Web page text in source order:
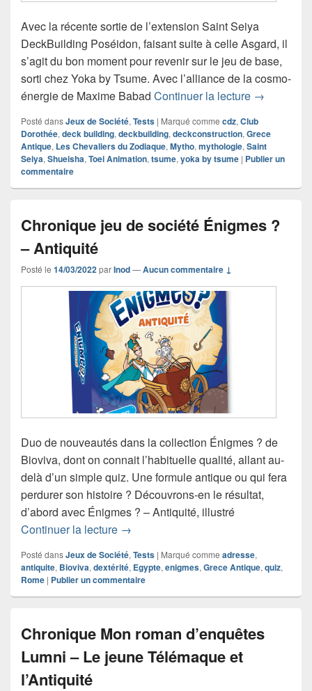
Avec la récente sortie de l’extension Saint Seiya
DeckBuilding Poséidon, faisant suite à celle Asgard, il
s’agit du bon moment pour revenir sur le jeu de base,
sorti chez Yoka by Tsume. Avec l’alliance de la cosmo-
énergie de Maxime Babad Continuer la lecture Chronique
→
Posté dansJeux de Société, Tests | Marqué comme cdz, Club
Dorothée, deck building, deckbuilding, deckconstruction, Grece
Antique, Les Chevaliers du Zodiaque, Mytho, mythologie, Saint
Seiya, Shueisha, Toei Animation, tsume, yoka by tsume | Publier un
commentaire
Chronique jeu de société Énigmes ?
– Antiquité
Posté le 14/03/2022parInod—Aucun commentaire ↓
Duo de nouveautés dans la collection Énigmes ? de
Bioviva, dont on connait l’habituelle qualité, allant au-
delà d’un simple quiz. Une formule antique ou qui fera
perdurer son histoire ? Découvrons-en le résultat,
d’abord avec Énigmes ? – Antiquité, illustré
Continuer la lecture Chronique jeu de société Énigmes ?
→
Posté dansJeux de Société, Tests | Marqué comme adresse,
antiquite, Bioviva, dextérité, Egypte, enigmes, Grece Antique, quiz,
Rome | Publier un commentaire
Chronique Mon roman d’enquêtes
Lumni – Le jeune Télémaque et
l’Antiquité